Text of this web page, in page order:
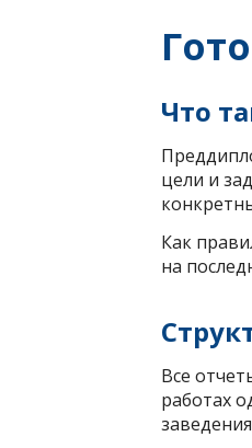
Что
цели и
Как
на
Все
работах